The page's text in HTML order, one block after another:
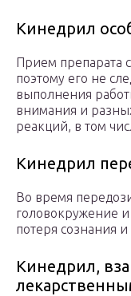
Кинедрил
Прием препарата
поэтому его не
выполнения
внимания и
реакций, в том
Кинедрил
Во время
головокружение и
потеря сознания
Кинедрил,